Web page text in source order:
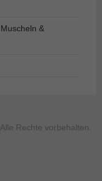
&
Rechte vorbehalten.